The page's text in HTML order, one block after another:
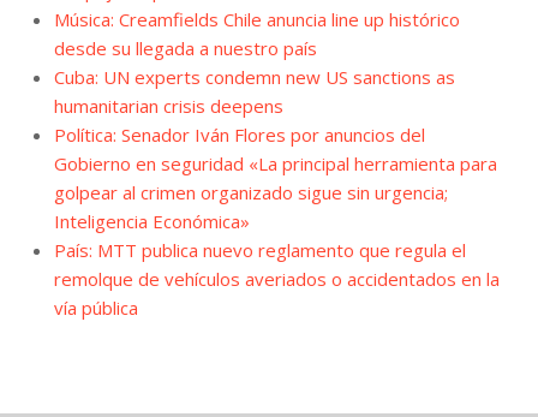
Música: Creamfields Chile anuncia line up histórico
desde su llegada a nuestro país
Cuba: UN experts condemn new US sanctions as
humanitarian crisis deepens
Política: Senador Iván Flores por anuncios del
Gobierno en seguridad «La principal herramienta para
golpear al crimen organizado sigue sin urgencia;
Inteligencia Económica»
País: MTT publica nuevo reglamento que regula el
remolque de vehículos averiados o accidentados en la
vía pública